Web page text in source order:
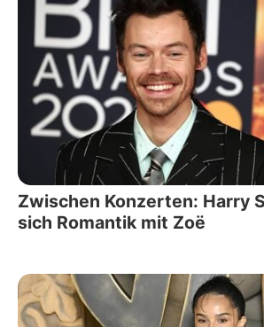
Zwischen Konzerten: Harry
sich Romantik mit Zoë